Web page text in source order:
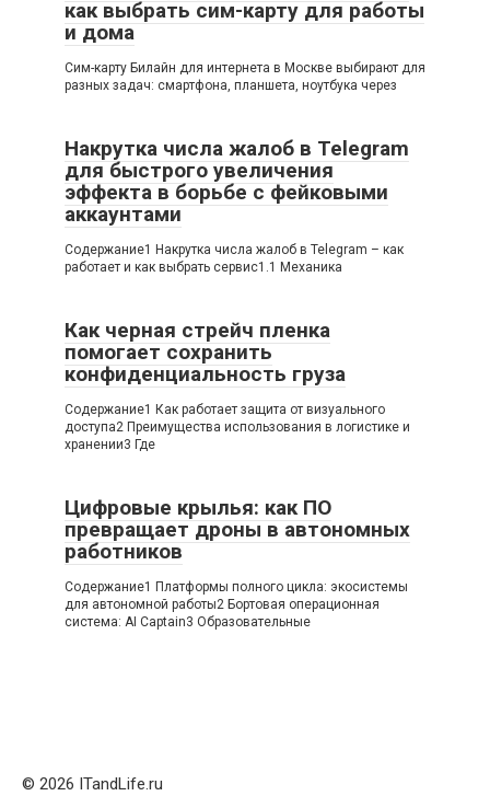
как выбрать сим-карту для работы
и дома
Сим-карту Билайн для интернета в Москве выбирают для
разных задач: смартфона, планшета, ноутбука через
Накрутка числа жалоб в Telegram
для быстрого увеличения
эффекта в борьбе с фейковыми
аккаунтами
Содержание1 Накрутка числа жалоб в Telegram – как
работает и как выбрать сервис1.1 Механика
Как черная стрейч пленка
помогает сохранить
конфиденциальность груза
Содержание1 Как работает защита от визуального
доступа2 Преимущества использования в логистике и
хранении3 Где
Цифровые крылья: как ПО
превращает дроны в автономных
работников
Содержание1 Платформы полного цикла: экосистемы
для автономной работы2 Бортовая операционная
система: AI Captain3 Образовательные
© 2026 ITandLife.ru